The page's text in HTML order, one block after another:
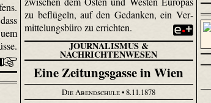
zu beflügeln, auf den Gedanken, ein Ver­
mittelungs­büro zu errichten.
JOURNALISMUS &
NACHRICHTENWESEN
Eine Zeitungsgasse in Wien
Die Abendschule• 8.11.1878